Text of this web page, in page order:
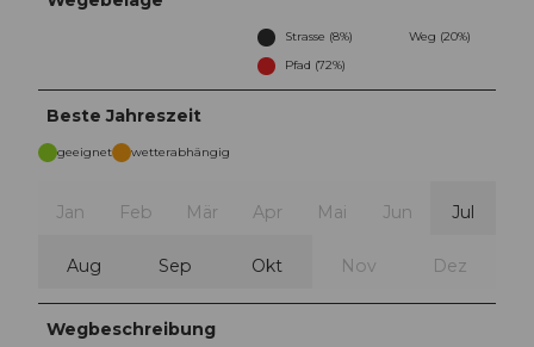
Strasse (8%)
Weg (20%)
Pfad (72%)
Beste Jahreszeit
geeignet wetterabhängig
Jan Feb Mär Apr Mai Jun Jul
Aug Sep Okt Nov Dez
Wegbeschreibung